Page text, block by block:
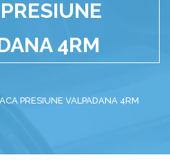
4RM
PRESIUNE VALPADANA 4RM